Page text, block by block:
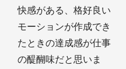
快感がある、格好良い
モーションが作成でき
たときの達成感が仕事
の醍醐味だと思いま